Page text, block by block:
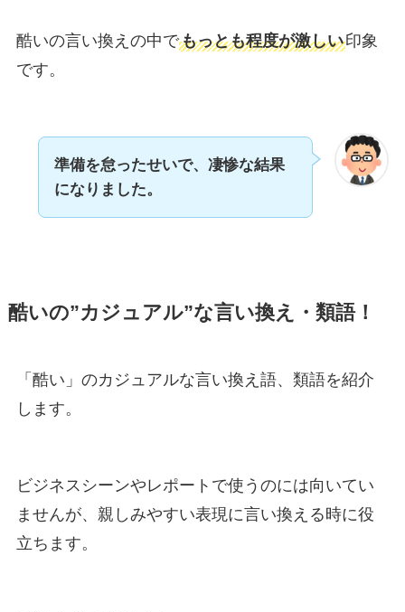
酷いの言い換えの中でもっとも程度が激しい印象
です。
準備を怠ったせいで、凄惨な結果
になりました。
酷いの”カジュアル”な言い換え・類語！
「酷い」のカジュアルな言い換え語、類語を紹介
します。
ビジネスシーンやレポートで使うのには向いてい
ませんが、親しみやすい表現に言い換える時に役
立ちます。